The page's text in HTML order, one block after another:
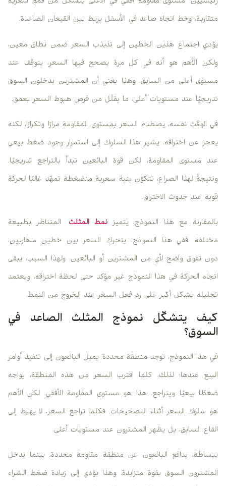
متقاربة، وخط اتجاه صاعد في الأسفل يربط بين القيعان الصاعدة.
يؤدي اجتماع هذين الخطين إلى تذبذب السعر ضمن نطاق معين،
ولكن الأهم هو أنه في كل مرة يصحح فيها السعر، يتوقف عند
مستوى أعلى من السابق. وهذا يعني أن المشترين يدخلون السوق
تدريجيًا عند مستويات أعلى، ما يقلّل من فرص هبوط السعر بعمق.
في الوقت نفسه، يصطدم السعر بمستوى المقاومة مرارًا وتكرارًا، لكنه
يعجز عن اختراقه. يشير هذا السلوك إلى استمرار وجود ضغط بيعي
عند مستوى المقاومة، لكن قوة البائعين تبدأ بالتراجع تدريجيًا.
ونتيجةً لهذا الصراع، تتكوّن بنية سعرية منضغطة تمهّد غالبًا لحركة
قوية عند حدوث الاختراق.
بالمقارنة مع هذا النموذج، يتميزنمط المثلث المتناظر بطبيعة
مختلفة. ففي هذا النموذج، يتحرك السعر بين خطين متقاربين،
دون تفوق واضح لأي من المشترين أو البائعين. ولهذا السبب، يبقى
اتجاه الحركة في هذا النموذج غير مؤكد حتى لحظة اختراقه، ويعتمد
تحليله بشكل أكبر على رد فعل السعر عند الخروج من النمط.
كيف يتشكّل نموذج المثلث الصاعد في
السوق؟
في هذا النموذج، توجد منطقة محددة يميل البائعون إلى تنفيذ أوامر
البيع عندها؛ لذلك، كلما اقترب السعر من هذه المنطقة، يواجه
ضغطًا بيعيًا ويتراجع. هذا هو مستوى المقاومة الأفقي. لكن الأهم
هو سلوك السعر أثناء التصحيحات. فكلما تراجع السعر، لا يهبط إلى
القاع السابق، بل يظهر المشترون عند مستويات أعلى.
ببساطة، يدافع البائعون عن منطقة مقاومة محددة، بينما يدخل
المشترون السوق بقوة متزايدة. وهذا يؤدي إلى زيادة ضغط الشراء